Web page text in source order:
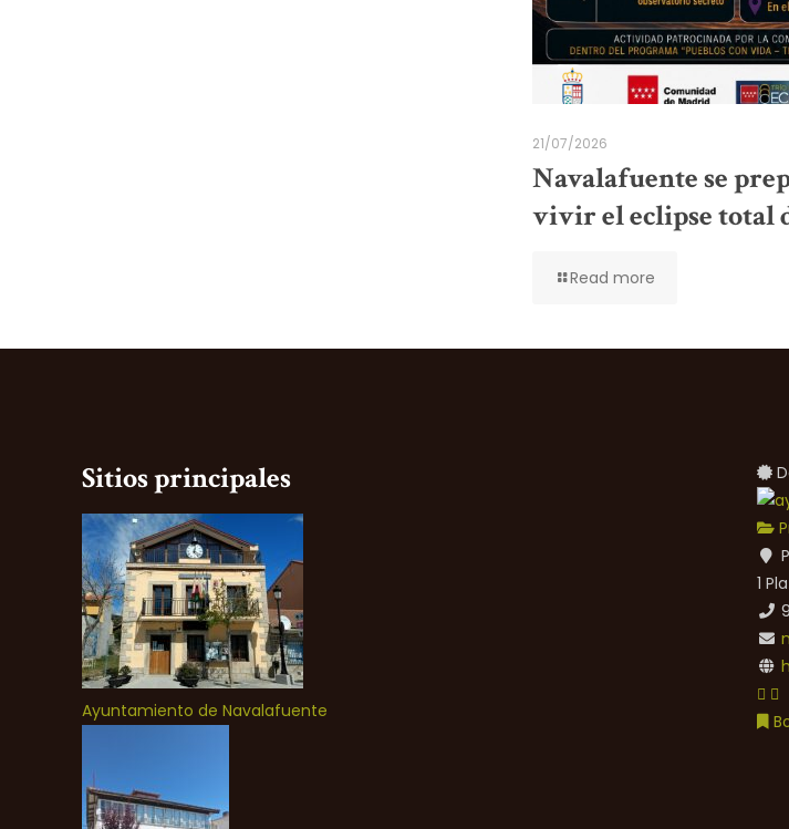
21/07/2026
Navalafuente se
vivir el eclipse total
Read more
Sitios principales
Ayuntamiento de Navalafuente
1